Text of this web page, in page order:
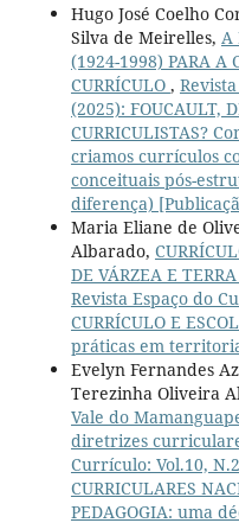
Hugo José Coelho
Silva de Meirelles, A
(1924-1998) PARA A
CURRÍCULO ,
(2025): FOUCAULT,
CURRICULISTAS?
criamos currículos
conceituais pós-
diferença)
Maria Eliane de
Albarado,
DE VÁRZEA E
Revista Espaço do
CURRÍCULO E
práticas em
Evelyn Fernandes
Terezinha Oliveira
Vale do
diretrizes
Currículo: Vol.10,
CURRICULARES
PEDAGOGIA: uma